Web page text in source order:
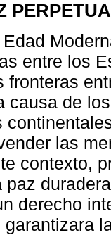
PERPETUA
entre los
fronteras
causa de
las
contexto,
paz
derecho